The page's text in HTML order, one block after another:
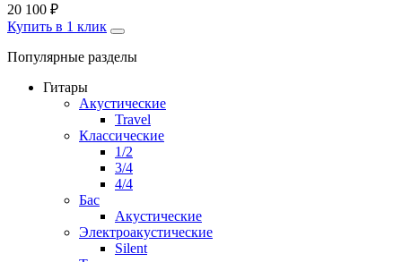
20 100 ₽
Купить в 1 клик
Популярные разделы
Гитары
Акустические
Travel
Классические
1/2
3/4
4/4
Бас
Акустические
Электроакустические
Silent